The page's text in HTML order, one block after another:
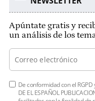
Apúntate gratis y
un análisis de los
De conformidad con el RGPD
DE EL ESPAÑOL